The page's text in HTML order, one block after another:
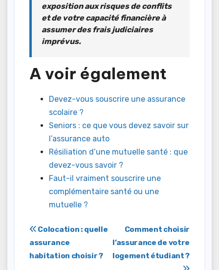
exposition aux risques de conflits
et de votre capacité financière à
assumer des frais judiciaires
imprévus.
A voir également
Devez-vous souscrire une assurance
scolaire ?
Seniors : ce que vous devez savoir sur
l’assurance auto
Résiliation d’une mutuelle santé : que
devez-vous savoir ?
Faut-il vraiment souscrire une
complémentaire santé ou une
mutuelle ?
Navigation
de
Comment choisir
l’assurance de votre
logement étudiant ?
Colocation : quelle
assurance
habitation choisir ?